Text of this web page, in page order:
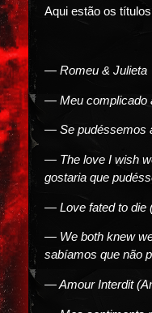
Aqui estão os
— Romeu & Julieta
— Meu complicado
— Se pudéssemos
— The love I wish
gostaria que
— Love fated to die
— We both knew
sabíamos que não
— Amour Interdit